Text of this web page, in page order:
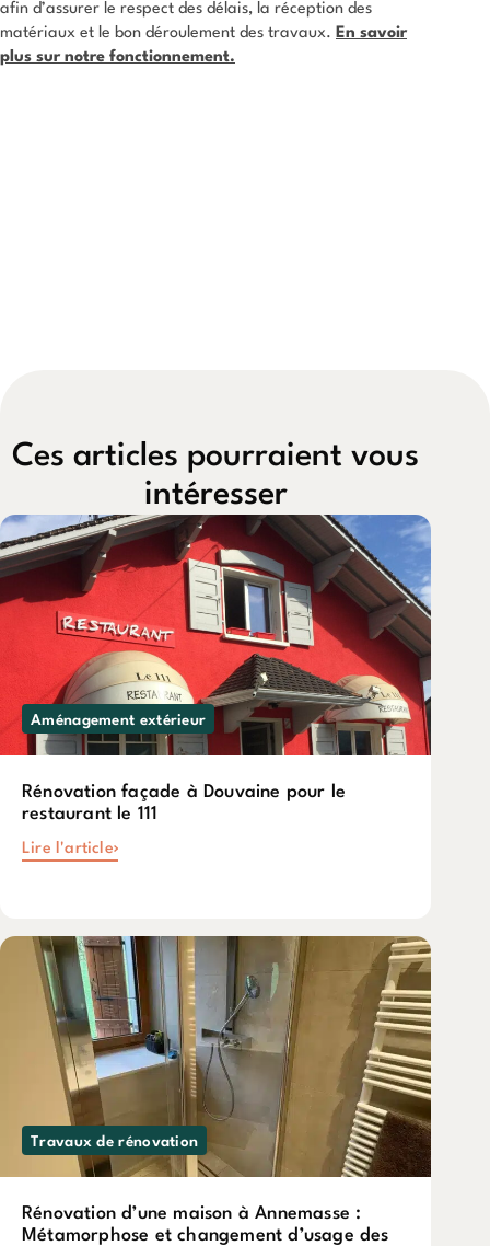
afin d’assurer le respect des délais, la réception des
matériaux et le bon déroulement des travaux. En savoir
plus sur notre fonctionnement.
Ces articles pourraient vous
intéresser
Aménagement extérieur
Rénovation façade à Douvaine pour le
restaurant le 111
Lire l'article
Travaux de rénovation
Rénovation d’une maison à Annemasse :
Métamorphose et changement d’usage des